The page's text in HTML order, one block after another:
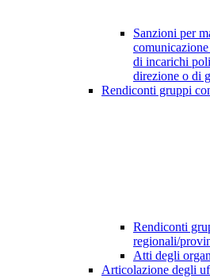
Sanzioni per
di incarichi
direzione o di
Rendiconti gruppi
Rendiconti
regionali/
Atti degli
Articolazione degli